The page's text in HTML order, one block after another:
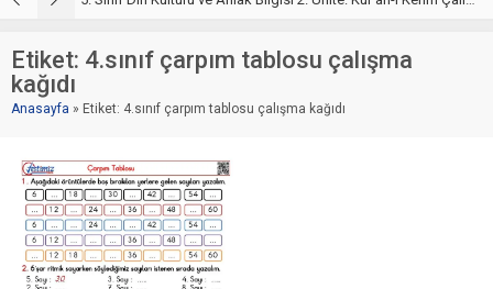
Etiket: 4.sınıf çarpım tablosu çalışma
kağıdı
Anasayfa » Etiket: 4.sınıf çarpım tablosu çalışma kağıdı